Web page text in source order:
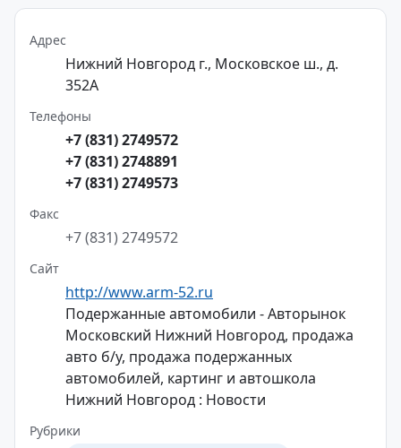
Адрес
Нижний Новгород г., Московское ш., д.
352А
Телефоны
+7 (831) 2749572
+7 (831) 2748891
+7 (831) 2749573
Факс
+7 (831) 2749572
Сайт
http://www.arm-52.ru
Подержанные автомобили - Авторынок
Московский Нижний Новгород, продажа
авто б/у, продажа подержанных
автомобилей, картинг и автошкола
Нижний Новгород : Новости
Рубрики